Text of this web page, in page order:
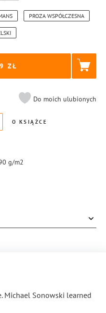
PROZA WSPÓŁCZESNA
Do moich ulubionych
O KSIĄŻCE
g/m2
Michael Sonowski learned